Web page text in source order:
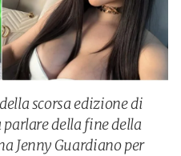
scorsa edizione di
della fine della
Jenny Guardiano per